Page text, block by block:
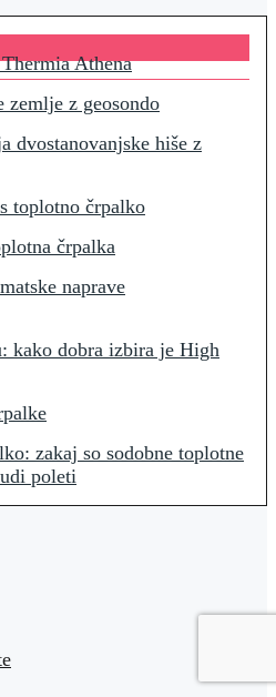
Athena
zemlje z geosondo
dvostanovanjske hiše z
toplotno črpalko
črpalka
naprave
kako dobra izbira je High
zakaj so sodobne toplotne
poleti